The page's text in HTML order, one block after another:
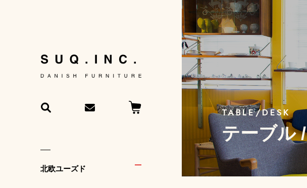
北欧ユーズド
テーブル